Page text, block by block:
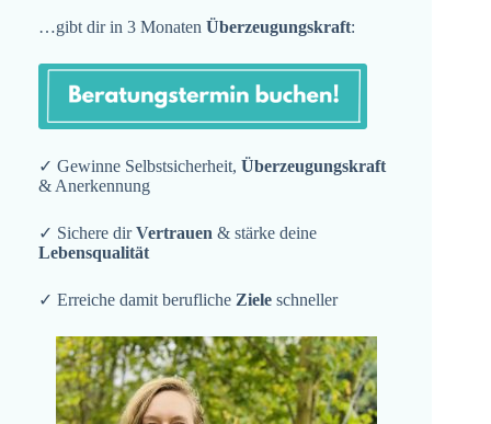
…gibt dir in 3 Monaten Überzeugungskraft:
✓ Gewinne Selbstsicherheit, Überzeugungskraft
& Anerkennung
✓ Sichere dirVertrauen & stärke deine
Lebensqualität
✓ Erreiche damit berufliche Ziele schneller